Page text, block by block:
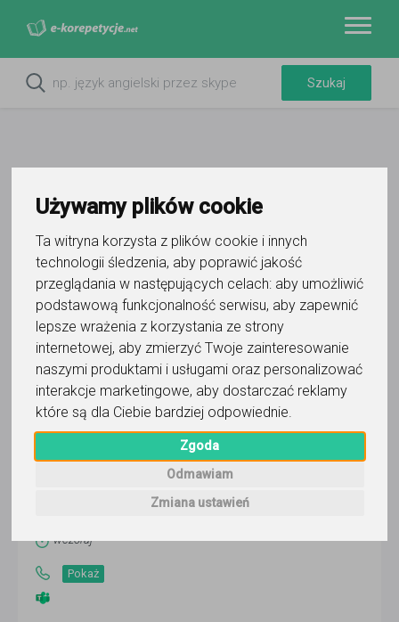
Używamy plików cookie
Ta witryna korzysta z plików cookie i innych
technologii śledzenia, aby poprawić jakość
przeglądania w następujących celach: aby umożliwić
podstawową funkcjonalność serwisu, aby zapewnić
lepsze wrażenia z korzystania ze strony
internetowej, aby zmierzyć Twoje zainteresowanie
naszymi produktami i usługami oraz personalizować
interakcje marketingowe, aby dostarczać reklamy
które są dla Ciebie bardziej odpowiednie.
Zgoda
Odmawiam
Zmiana ustawień
Do ulubionych
Oznacz wystąpienie kontaktu
Grzegorz
Wyślij wiadomość
wczoraj
Pokaż